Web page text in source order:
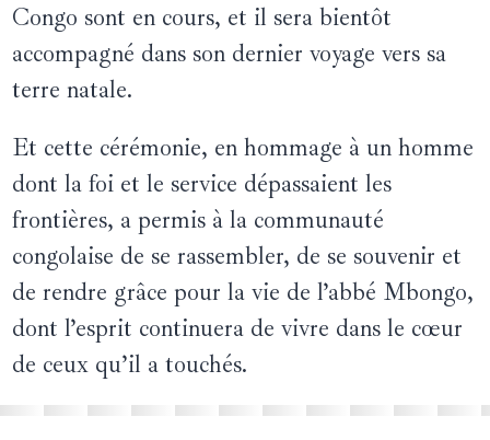
Congo sont en cours, et il sera bientôt
accompagné dans son dernier voyage vers sa
terre natale.
Et cette cérémonie, en hommage à un homme
dont la foi et le service dépassaient les
frontières, a permis à la communauté
congolaise de se rassembler, de se souvenir et
de rendre grâce pour la vie de l’abbé Mbongo,
dont l’esprit continuera de vivre dans le cœur
de ceux qu’il a touchés.